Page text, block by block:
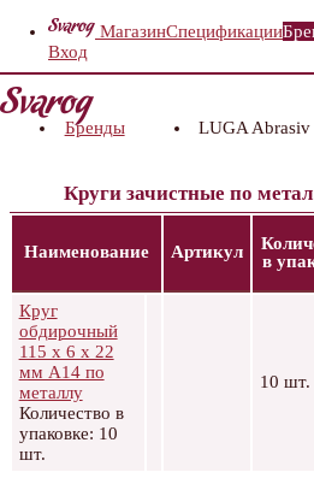
МагазинСпецификации
Вход
Бренды
LUGA Abrasiv
Круги зачистные по
Наименование Артикул
в
Круг
обдирочный
115 x 6 x 22
мм А14 по
металлу
Количество в
упаковке: 10
шт.
10 шт.